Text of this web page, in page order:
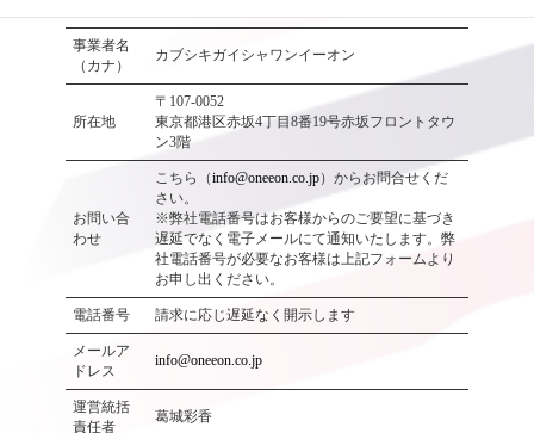
事業者名
（カナ）
カブシキガイシャワンイーオン
所在地
〒107-0052
東京都港区赤坂4丁目8番19号赤坂フロントタウ
ン3階
お問い合
わせ
こちら（info@oneeon.co.jp）からお問合せくだ
さい。
※弊社電話番号はお客様からのご要望に基づき
遅延でなく電子メールにて通知いたします。弊
社電話番号が必要なお客様は上記フォームより
お申し出ください。
電話番号 請求に応じ遅延なく開示します
メールア
ドレス
info@oneeon.co.jp
運営統括
責任者
葛城彩香